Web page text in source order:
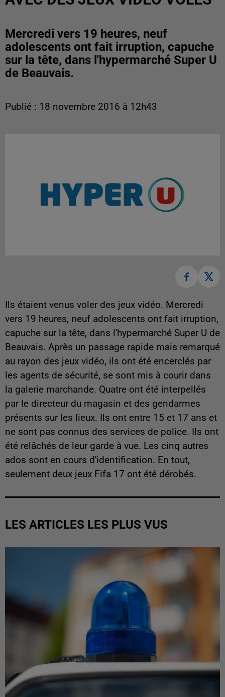
Mercredi vers 19 heures, neuf
adolescents ont fait irruption, capuche
sur la tête, dans l'hypermarché Super U
de Beauvais.
Publié : 18 novembre 2016 à 12h43
Ils étaient venus voler des jeux vidéo. Mercredi
vers 19 heures, neuf adolescents ont fait irruption,
capuche sur la tête, dans l'hypermarché Super U de
Beauvais. Après un passage rapide mais remarqué
au rayon des jeux vidéo, ils ont été encerclés par
les agents de sécurité, se sont mis à courir dans
la galerie marchande. Quatre ont été interpellés
par le directeur du magasin et des gendarmes
présents sur les lieux. Ils ont entre 15 et 17 ans et
ne sont pas connus des services de police. Ils ont
été relâchés de leur garde à vue. Les cinq autres
ados sont en cours d'identification. En tout,
seulement deux jeux Fifa 17 ont été dérobés.
LES ARTICLES LES PLUS VUS